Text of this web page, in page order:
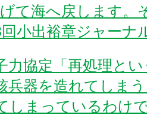
て海へ戻します。
小出裕章ジャーナ
力協定「再処理と
兵器を造れてしま
しまっているわけ